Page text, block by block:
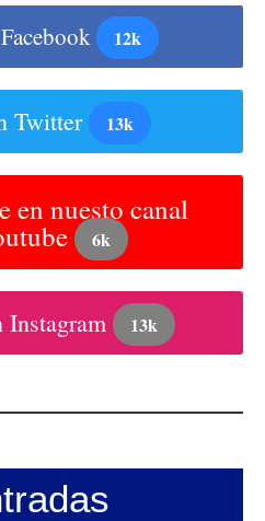
12k
Twitter 13k
en nuesto canal
6k
Instagram 13k